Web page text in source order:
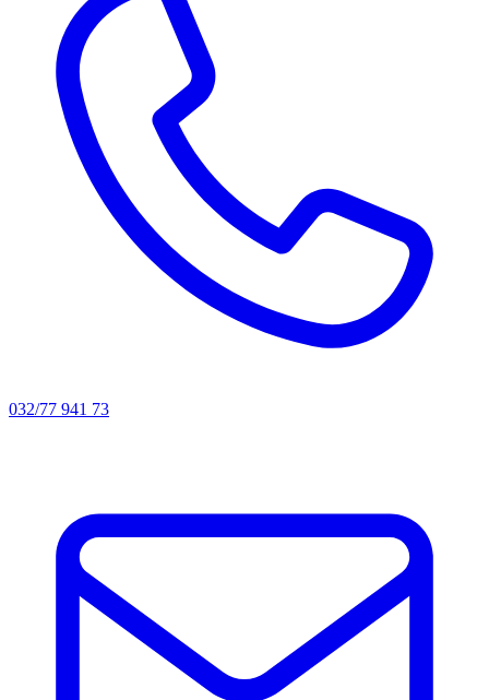
032/77 941 73